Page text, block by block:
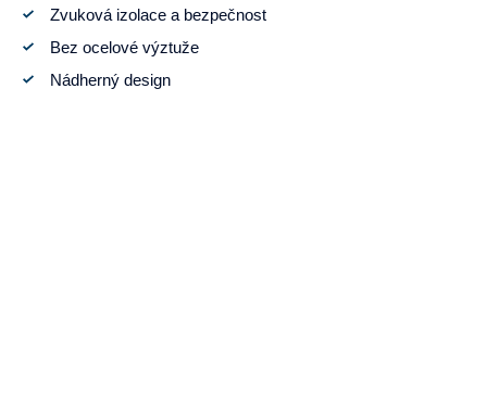
Zvuková izolace a bezpečnost
Bez ocelové výztuže
Nádherný design